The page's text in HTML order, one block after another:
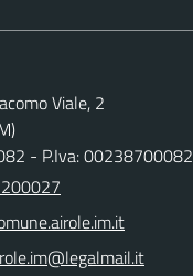
Viale, 2
- P.Iva: 00238700082